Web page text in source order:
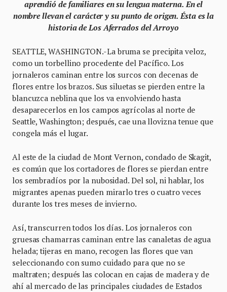
aprendió de familiares en su lengua materna. En el
nombre llevan el carácter y su punto de origen. Ésta es la
historia de Los Aferrados del Arroyo
SEATTLE, WASHINGTON.-La bruma se precipita veloz,
como un torbellino procedente del Pacífico. Los
jornaleros caminan entre los surcos con decenas de
flores entre los brazos. Sus siluetas se pierden entre la
blancuzca neblina que los va envolviendo hasta
desaparecerlos en los campos agrícolas al norte de
Seattle, Washington; después, cae una llovizna tenue que
congela más el lugar.
Al este de la ciudad de Mont Vernon, condado de Skagit,
es común que los cortadores de flores se pierdan entre
los sembradíos por la nubosidad. Del sol, ni hablar, los
migrantes apenas pueden mirarlo tres o cuatro veces
durante los tres meses de invierno.
Así, transcurren todos los días. Los jornaleros con
gruesas chamarras caminan entre las canaletas de agua
helada; tijeras en mano, recogen las flores que van
seleccionando con sumo cuidado para que no se
maltraten; después las colocan en cajas de madera y de
ahí al mercado de las principales ciudades de Estados